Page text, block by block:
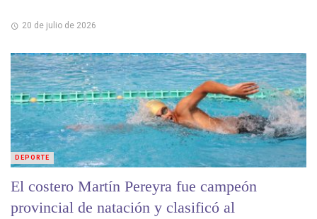
20 de julio de 2026
El costero Martín Pereyra fue campeón
provincial de natación y clasificó al
DEPORTE